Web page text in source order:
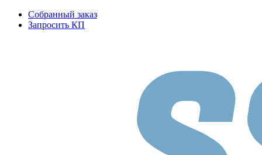
Собранный заказ
Запросить КП